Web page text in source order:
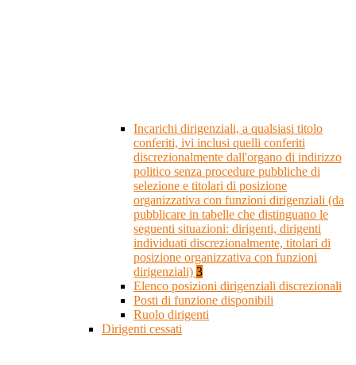
Incarichi dirigenziali, a qualsiasi titolo
conferiti, ivi inclusi quelli conferiti
discrezionalmente dall'organo di indirizzo
politico senza procedure pubbliche di
selezione e titolari di posizione
organizzativa con funzioni dirigenziali (da
pubblicare in tabelle che distinguano le
seguenti situazioni: dirigenti, dirigenti
individuati discrezionalmente, titolari di
posizione organizzativa con funzioni
dirigenziali) 3
Elenco posizioni dirigenziali discrezionali
Posti di funzione disponibili
Ruolo dirigenti
Dirigenti cessati